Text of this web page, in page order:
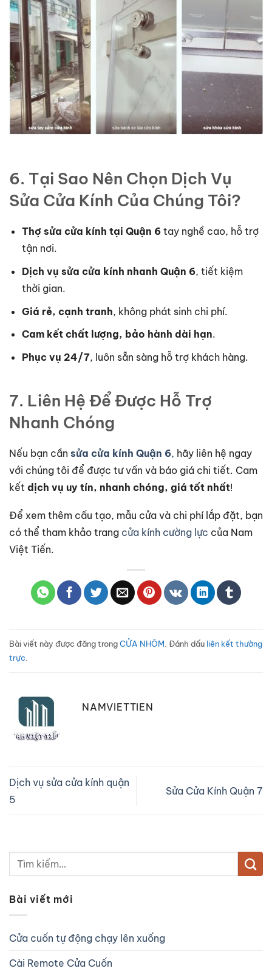
6. Tại Sao Nên Chọn Dịch Vụ
Sửa Cửa Kính Của Chúng Tôi?
Thợ sửa cửa kính tại Quận 6tay nghề cao, hỗ trợ
tận nơi.
Dịch vụ sửa cửa kính nhanh Quận 6, tiết kiệm
thời gian.
Giá rẻ, cạnh tranh, không phát sinh chi phí.
Cam kết chất lượng, bảo hành dài hạn.
Phục vụ 24/7, luôn sẵn sàng hỗ trợ khách hàng.
7. Liên Hệ Để Được Hỗ Trợ
Nhanh Chóng
Nếu bạn cần sửa cửa kính Quận 6, hãy liên hệ ngay
với chúng tôi để được tư vấn và báo giá chi tiết. Cam
kết dịch vụ uy tín, nhanh chóng, giá tốt nhất!
Để xem thêm cấu tạo, mẫu cửa và chi phí lắp đặt, bạn
có thể tham khảo trang cửa kính cường lực của Nam
Việt Tiến.
Bài viết này được đăng trongCỬA NHÔM . Đánh dấu liên kết thường
trực
NAMVIETTIEN
Dịch vụ sửa cửa kính quận
5
Sửa Cửa Kính Quận 7
Bài viết mới
Cửa cuốn tự động chạy lên xuống
Cài Remote Cửa Cuốn